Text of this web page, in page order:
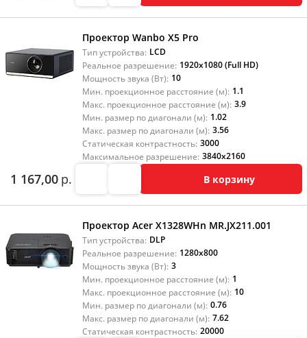
Проектор Wanbo X5 Pro
Тип устройства: LCD
Реальное разрешение: 1920x1080 (Full HD)
Мощность звука (Вт): 10
Мин. проекционное расстояние (м): 1.1
Макс. проекционное расстояние (м): 3.9
Мин. размер по диагонали (м): 1.02
Макс. размер по диагонали (м): 3.56
Статическая контрастность: 3000
Максимальное разрешение: 3840x2160
1 167,00 р. В корзину
Проектор Acer X1328WHn MR.JX211.001
Тип устройства: DLP
Реальное разрешение: 1280x800
Мощность звука (Вт): 3
Мин. проекционное расстояние (м): 1
Макс. проекционное расстояние (м): 10
Мин. размер по диагонали (м): 0.76
Макс. размер по диагонали (м): 7.62
Статическая контрастность: 20000